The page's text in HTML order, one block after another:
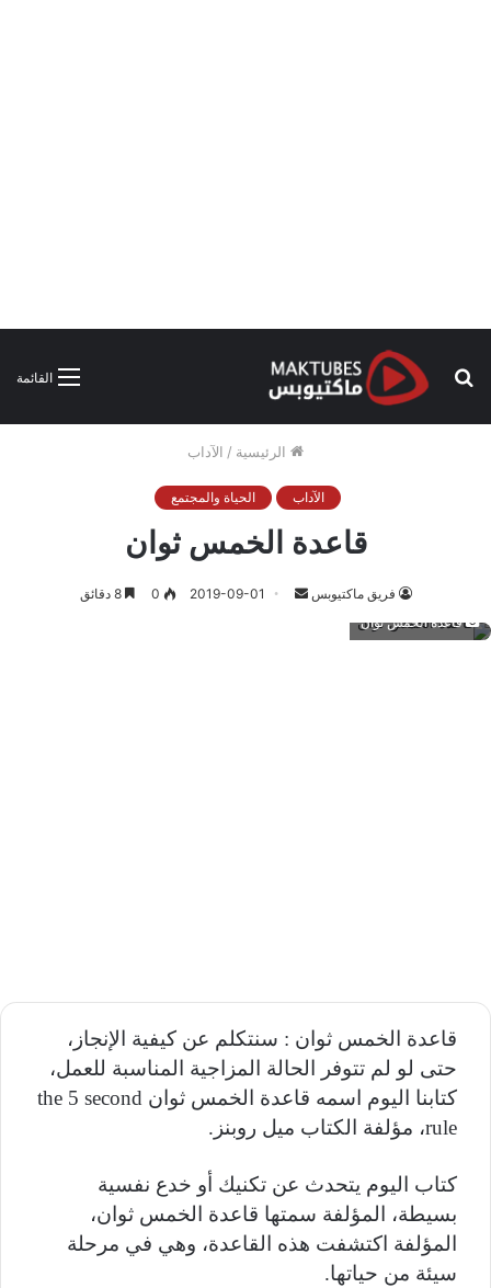
القائمة
بحث
الرئيسية / الآداب
الآداب الحياة والمجتمع
قاعدة الخمس ثوان
فريق ماكتيوبس
أرسل 2019-09-01
0 8 دقائق
قاعدة الخمس ثوان
قاعدة الخمس ثوان : سنتكلم عن كيفية الإنجاز،
حتى لو لم تتوفر الحالة المزاجية المناسبة للعمل،
كتابنا اليوم اسمه قاعدة الخمس ثوان the 5 second
rule، مؤلفة الكتاب ميل روبنز.
كتاب اليوم يتحدث عن تكنيك أو خدع نفسية
بسيطة، المؤلفة سمتها قاعدة الخمس ثوان،
المؤلفة اكتشفت هذه القاعدة، وهي في مرحلة
سيئة من حياتها.